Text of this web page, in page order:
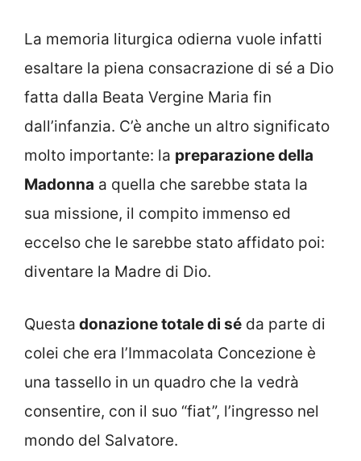
La memoria liturgica odierna vuole infatti
esaltare la piena consacrazione di sé a Dio
fatta dalla Beata Vergine Maria fin
dall’infanzia. C’è anche un altro significato
molto importante: la preparazione della
Madonna a quella che sarebbe stata la
sua missione, il compito immenso ed
eccelso che le sarebbe stato affidato poi:
diventare la Madre di Dio.
Questa donazione totale di sé da parte di
colei che era l’Immacolata Concezione è
una tassello in un quadro che la vedrà
consentire, con il suo “fiat”, l’ingresso nel
mondo del Salvatore.